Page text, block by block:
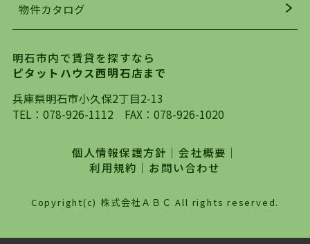
を行っており地域最大級の情報取扱量を誇ってお
ります。店頭で限られた物件をご紹介する、従来
自身でインターネットを利用し、理想のお部屋を
探していただき、選択していただいた物件情報に
対して、専門知識を持ったスタッフがサポートさ
せていただくスタイルを心がけております。私た
は、一度だけでは終わらない、お客様との末長い
お付き合いです。初めての一人暮らしから、就
職・ご結婚・売買物件の購入、などなど一生涯に
わたる、良きアドバイザーとして、地域に密着し
た営業スタイルで様々なお役立ちができればと強
物件カタログ
明石市内で賃貸を探すなら
ピタットハウス西明石店まで
兵庫県明石市小久保2丁目2-13
TEL： 078-926-1112 FAX：078-926-1020
個人情報保護方針 ｜会社概要 ｜
利用規約 ｜ お問い合わせ
Copyright(c) 株式会社ＡＢＣ All rights reserved.